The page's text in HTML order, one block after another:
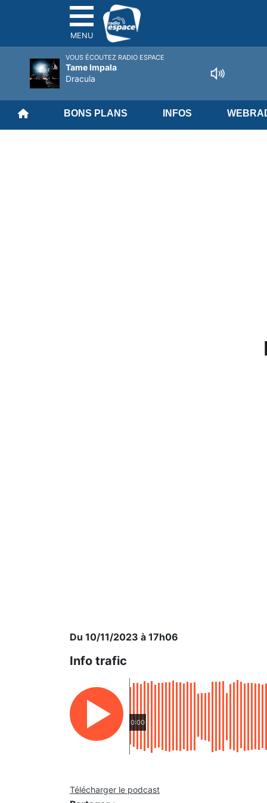
MENU
BONS PLANS INFOS
Du 10/11/2023 à 17h06
Info trafic
0:00
Télécharger le podcast
VOUS ÉCOUTEZ RADIO ESPACE
Tame Impala
Dracula